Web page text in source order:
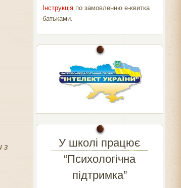
з
Інструкціяпо замовленню е-квитка
батьками.
У школі працює
“Психологічна
підтримка”